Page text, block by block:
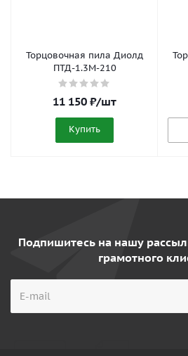
Торцовочная пила Диолд
ПТД-1.3М-210
11 150 ₽/шт
Купить
Подпишитесь на нашу
грамотного